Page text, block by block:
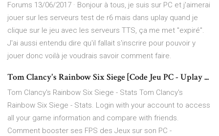
Forums 13/06/2017 · Bonjour à tous, je suis sur PC et j'aimerai
jouer sur les serveurs test de r6 mais dans uplay quand je
clique sur le jeu avec les serveurs TTS, ça me met "expiré".
J'ai aussi entendu dire qu'il fallait s'inscrire pour pouvoir y
jouer donc voilà je voudrais savoir comment faire.
Tom Clancy's Rainbow Six Siege [Code Jeu PC - Uplay ...
Tom Clancy's Rainbow Six Siege - Stats Tom Clancy's
Rainbow Six Siege - Stats. Login with your account to access
all your game information and compare with friends.
Comment booster ses FPS des Jeux sur son PC -